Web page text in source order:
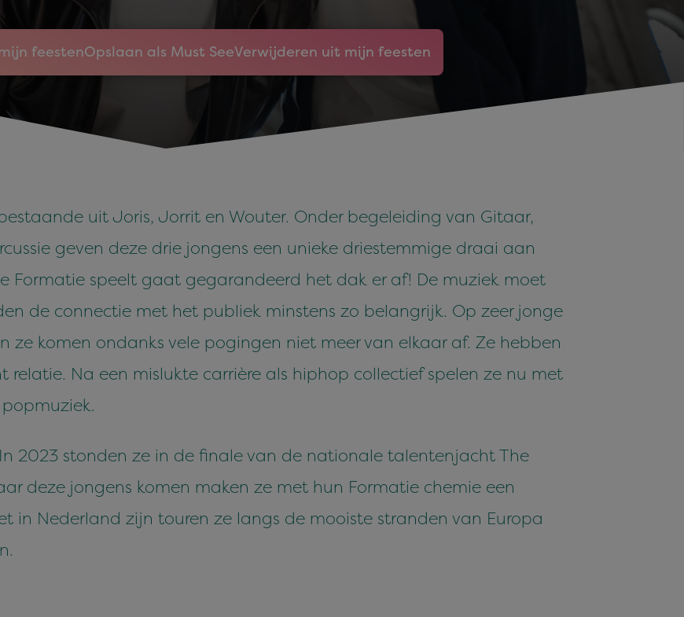
feestenOpslaan als Must SeeVerwijderen uit mijn feesten
uit Joris, Jorrit en Wouter. Onder begeleiding van Gitaar,
geven deze drie jongens een unieke driestemmige draai aan
Formatie speelt gaat gegarandeerd het dak er af! De muziek moet
de connectie met het publiek minstens zo belangrijk. Op zeer jonge
ze komen ondanks vele pogingen niet meer van elkaar af. Ze hebben
Na een mislukte carrière als hiphop collectief spelen ze nu met
2023 stonden ze in de finale van de nationale talentenjacht The
deze jongens komen maken ze met hun Formatie chemie een
in Nederland zijn touren ze langs de mooiste stranden van Europa